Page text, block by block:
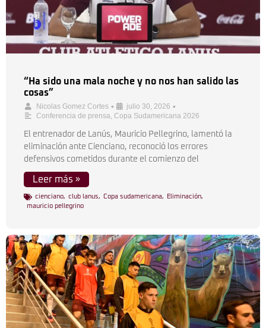
“Ha sido una mala noche y no nos han salido las
cosas”
Nicolas Gomez Cortes • julio 30, 2026 •
Conferencia de prensa, Copa Sudamericana 2026
El entrenador de Lanús, Mauricio Pellegrino, lamentó la
eliminación ante Cienciano, reconoció los errores
defensivos cometidos durante el comienzo del
Leer más »
cienciano, club lanus, Copa sudamericana, Eliminación,
mauricio pellegrino